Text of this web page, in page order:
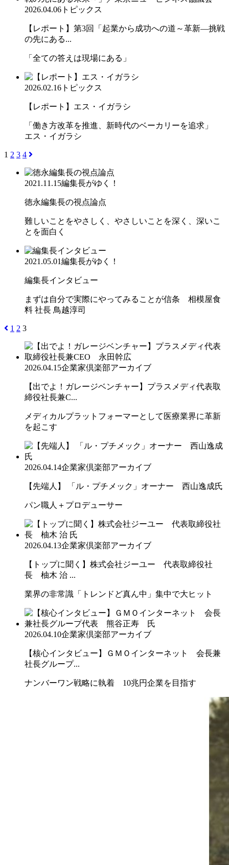
2026.04.06 トピックス
【レポート】第3回「起業から成功への道～革新―挑戦
の先にある...
「全ての答えは現場にある」
2026.02.16 トピックス
【レポート】エス・イガラシ
「働き方改革を推進、新時代のベーカリーを追求」
エス・イガラシ
1 2 3 4
2021.11.15編集長がゆく！
徳永編集長の視点論点
難しいことをやさしく、やさしいことを深く、深いこ
とを面白く
2021.05.01編集長がゆく！
編集長インタビュー
まずは自分で実際にやってみることが信条 相模屋食
料 社長 鳥越淳司
1 2 3
2026.04.15企業家倶楽部アーカイブ
【出でよ！ガレージベンチャー】プラスメディ代表取
締役社長兼C...
メディカルプラットフォーマーとして医療業界に革新
を起こす
2026.04.14企業家倶楽部アーカイブ
【先端人】 「ル・プチメック」オーナー 西山逸成氏
パン職人＋プロデューサー
2026.04.13企業家倶楽部アーカイブ
【トップに聞く】株式会社ジーユー 代表取締役社
長 柚木 治 ...
業界の非常識「トレンドど真ん中」集中で大ヒット
2026.04.10企業家倶楽部アーカイブ
【核心インタビュー】ＧＭＯインターネット 会長兼
社長グループ...
ナンバーワン戦略に執着 10兆円企業を目指す